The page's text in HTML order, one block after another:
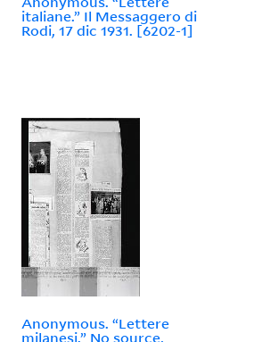
italiane.” Il Messaggero di
Rodi, 17 dic 1931. [6202-1]
Anonymous. “Lettere
milanesi.” No source,